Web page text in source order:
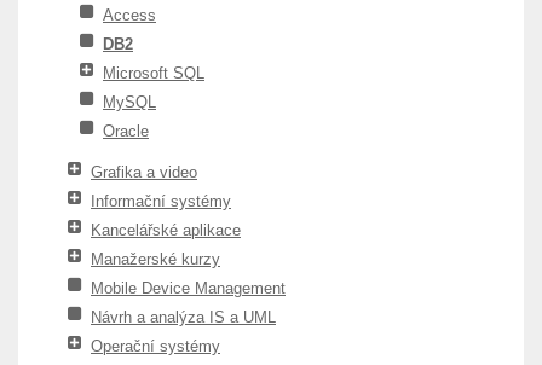
Access
DB2
Microsoft SQL
MySQL
Oracle
Grafika a video
Informační systémy
Kancelářské aplikace
Manažerské kurzy
Mobile Device Management
Návrh a analýza IS a UML
Operační systémy